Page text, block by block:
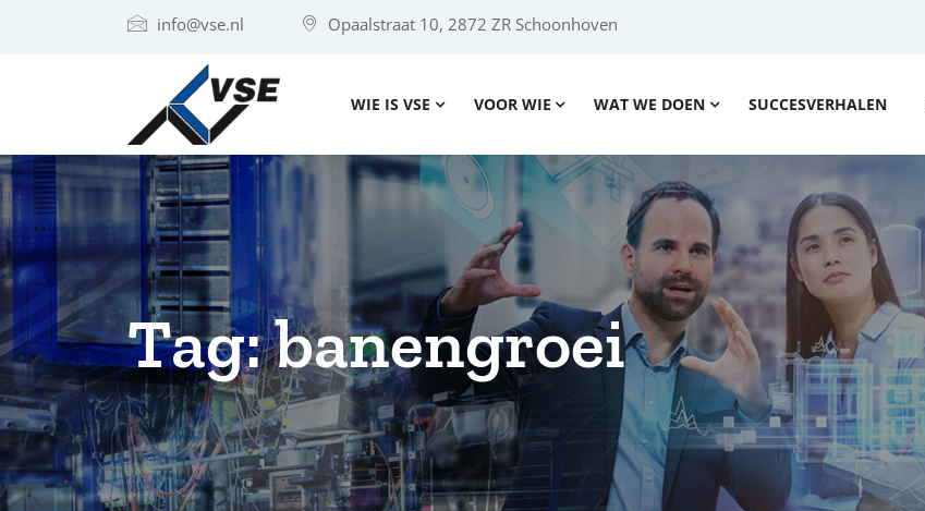
info@vse.nl Opaalstraat 10, 2872 ZR Schoonhoven
WIE IS VSE VOOR WIE WAT WE DOEN SUCCESVERHALEN
Tag:banengroei